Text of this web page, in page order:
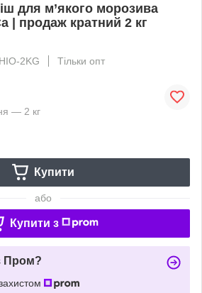
для м’якого морозива
| продаж кратний 2 кг
2KG
Тільки опт
— 2 кг
Купити
або
Купити з
Пром?